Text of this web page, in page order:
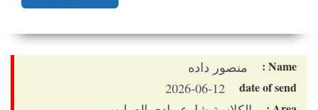
Name : منصور داده
date of send
2026-06-12